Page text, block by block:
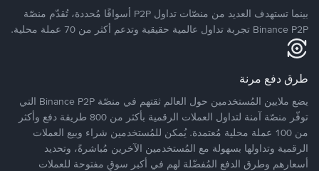
بينما تستهدف العديد من منصّات تداول P2P أسواقًا مُحددة، تُقدّم منصّة
Binance P2P تجربة تداول عالمية حقيقية وتدعم أكثر من 70 عملة محلية.
طرق دفع مرنة
يضع ملايين المُستخدمين حول العالم ثقتهم في منصّة Binance P2P التي
توفّر منصّة آمنة لتداول العملات الرقمية بأكثر من 800 طريقة دفع وأكثر
من 100 عملة محلية مُعتمدة. يُمكن للمُستخدمين شراء وبيع العملات
الرقمية وتداولها بسهولة مع المُستخدمين الآخرين مُباشرةً، وتحديد
أسعارهم وطرق الدفع المُفضّلة لهم في أكبر سوقٍ مفتوحة للعملات